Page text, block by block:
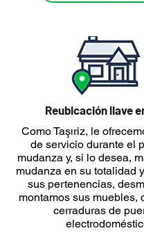
Reubicación llave
Como Taşıriz, le
de servicio durante el
mudanza y, si lo desea,
mudanza en su totalidad
sus pertenencias,
montamos sus muebles,
cerraduras de